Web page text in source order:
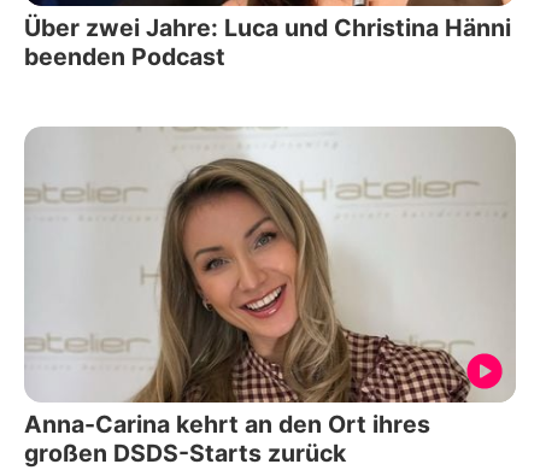
Über zwei Jahre: Luca und Christina Hänni
beenden Podcast
Anna-Carina kehrt an den Ort ihres
großen DSDS-Starts zurück